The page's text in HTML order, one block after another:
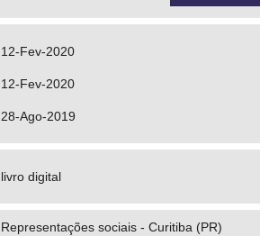
http://lattes.cnpq.br/4954764193446914
Polli, Simone Aparecida
https://orcid.org/0000-0002-9673-592X
http://lattes.cnpq.br/3438496652854236
12-Fev-2020
12-Fev-2020
28-Ago-2019
livro digital
Representações sociais - Curitiba (PR)